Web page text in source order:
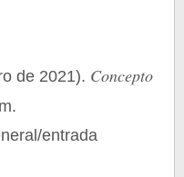
de 2021). Concepto
entrada